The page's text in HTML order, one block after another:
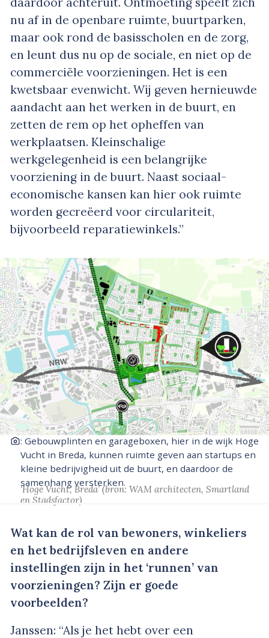
nu af in de openbare ruimte, buurtparken,
maar ook rond de basisscholen en de zorg,
en leunt dus nu op de sociale, en niet op de
commerciële voorzieningen. Het is een
kwetsbaar evenwicht. Wij geven hernieuwde
aandacht aan het werken in de buurt, en
zetten de rem op het opheffen van
werkplaatsen. Kleinschalige
werkgelegenheid is een belangrijke
voorziening in de buurt. Naast sociaal-
economische kansen kan hier ook ruimte
worden gecreëerd voor circulariteit,
bijvoorbeeld reparatiewinkels.”
: Gebouwplinten en garageboxen, hier in de wijk Hoge
Vucht in Breda, kunnen ruimte geven aan startups en
kleine bedrijvigheid uit de buurt, en daardoor de
samenhang versterken.
‘Hoge Vucht, Breda’(bron: WAM architecten, Smartland
en Stadsfactor)
Wat kan de rol van bewoners, winkeliers
en het bedrijfsleven en andere
instellingen zijn in het ‘runnen’ van
voorzieningen? Zijn er goede
voorbeelden?
Janssen: “Als je het hebt over een